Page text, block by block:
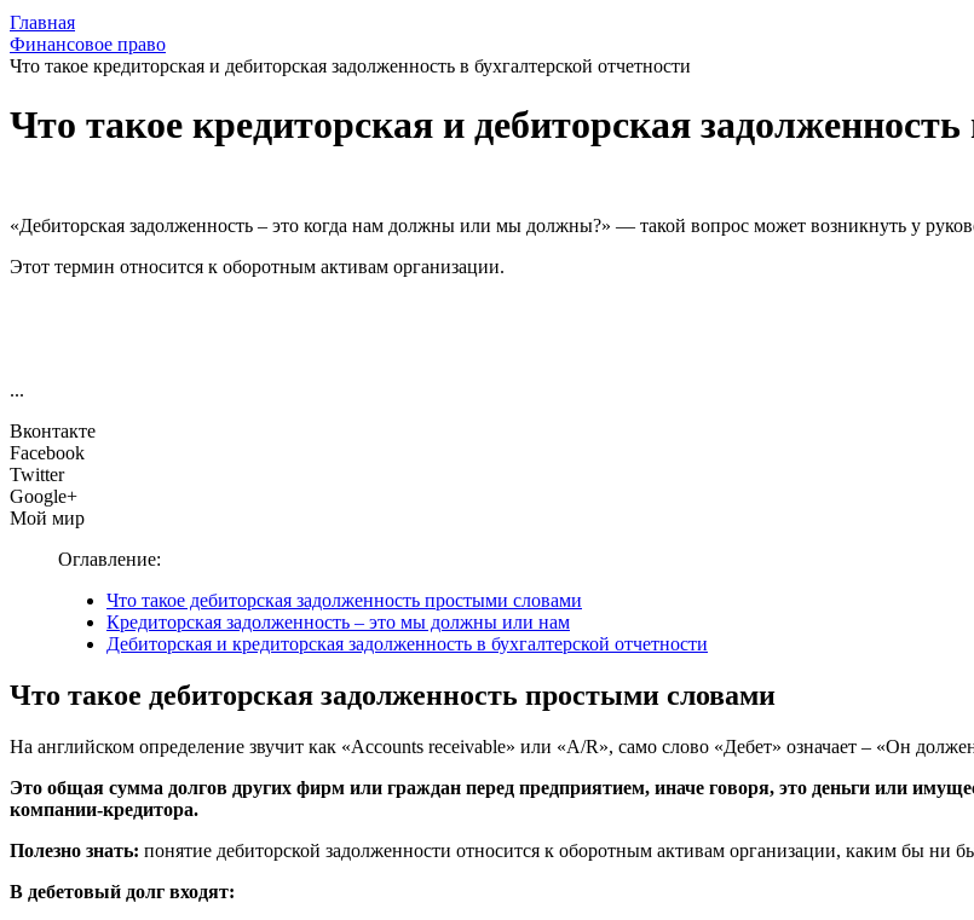
Главная
Финансовое право
Что такое кредиторская и дебиторская задолженность в бухгалтерской отчетности
Что такое кредиторская и дебиторская задолженность
«Дебиторская задолженность – это когда нам должны или мы должны?» — такой вопрос может возникнуть у
Этот термин относится к оборотным активам организации.
...
Вконтакте
Facebook
Twitter
Google+
Мой мир
Оглавление:
Что такое дебиторская задолженность простыми словами
Кредиторская задолженность – это мы должны или нам
Дебиторская и кредиторская задолженность в бухгалтерской отчетности
Что такое дебиторская задолженность простыми словами
На английском определение звучит как «Accounts receivable» или «A/R», само слово «Дебет» означает – «Он
Это общая сумма долгов других фирм или граждан перед предприятием, иначе говоря, это деньги или
компании-кредитора.
Полезно знать: понятие дебиторской задолженности относится к оборотным активам организации, каким бы ни
В дебетовый долг входят: